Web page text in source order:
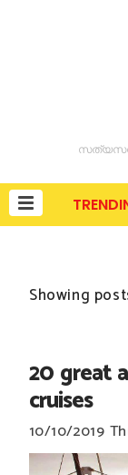
Showing
20 great
cruises
10/10/2019